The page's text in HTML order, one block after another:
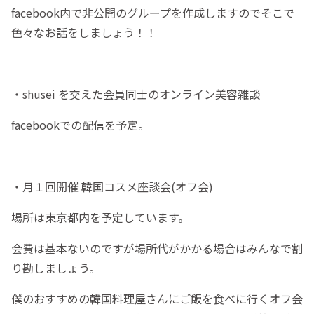
facebook内で非公開のグループを作成しますのでそこで
色々なお話をしましょう！！
・shusei を交えた会員同士のオンライン美容雑談
facebookでの配信を予定。
・月１回開催 韓国コスメ座談会(オフ会)
場所は東京都内を予定しています。
会費は基本ないのですが場所代がかかる場合はみんなで割
り勘しましょう。
僕のおすすめの韓国料理屋さんにご飯を食べに行くオフ会